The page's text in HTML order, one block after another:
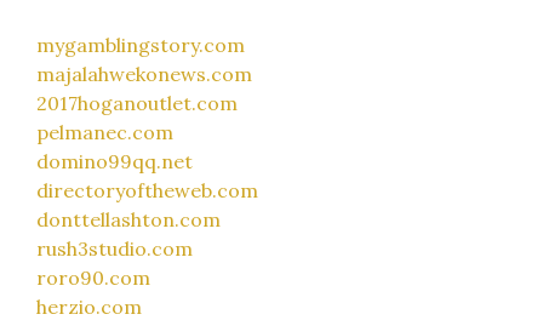
mygamblingstory.com
majalahwekonews.com
2017hoganoutlet.com
pelmanec.com
domino99qq.net
directoryoftheweb.com
donttellashton.com
rush3studio.com
roro90.com
herzio.com